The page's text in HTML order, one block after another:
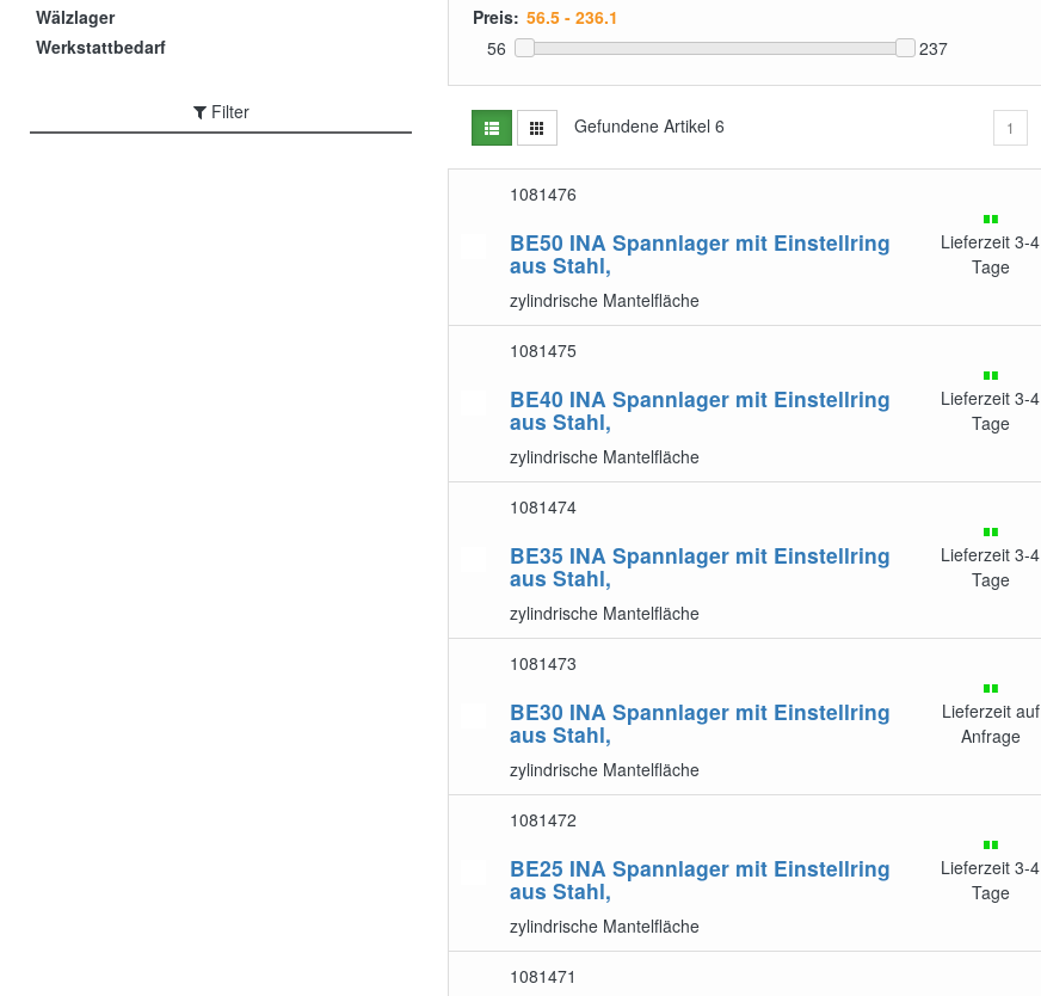
Wälzlager
Werkstattbedarf
Filter
Preis:
56
237
Gefundene Artikel 6 1
1081476
BE50 INA Spannlager mit Einstellring
aus Stahl,
zylindrische Mantelfläche
Lieferzeit 3-4
Tage
1081475
BE40 INA Spannlager mit Einstellring
aus Stahl,
zylindrische Mantelfläche
Lieferzeit 3-4
Tage
1081474
BE35 INA Spannlager mit Einstellring
aus Stahl,
zylindrische Mantelfläche
Lieferzeit 3-4
Tage
1081473
BE30 INA Spannlager mit Einstellring
aus Stahl,
zylindrische Mantelfläche
Lieferzeit auf
Anfrage
1081472
BE25 INA Spannlager mit Einstellring
aus Stahl,
zylindrische Mantelfläche
Lieferzeit 3-4
Tage
1081471